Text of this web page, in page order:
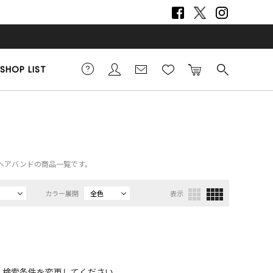
SHOP LIST
バンドの商品一覧です。
カラー展開 全色 表示